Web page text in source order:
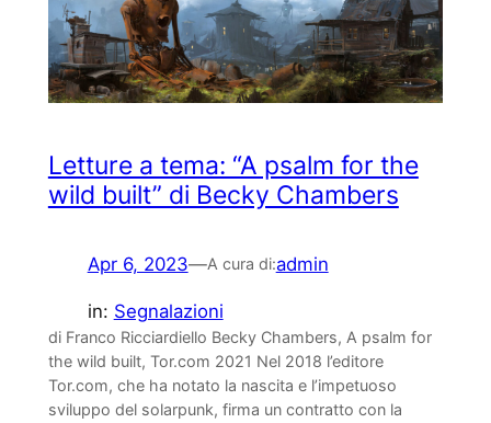
Letture a tema: “A psalm for the
wild built” di Becky Chambers
Apr 6, 2023—A cura di:admin
in: Segnalazioni
di Franco Ricciardiello Becky Chambers, A psalm for
the wild built, Tor.com 2021 Nel 2018 l’editore
Tor.com, che ha notato la nascita e l’impetuoso
sviluppo del solarpunk, firma un contratto con la